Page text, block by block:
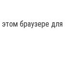
браузере для